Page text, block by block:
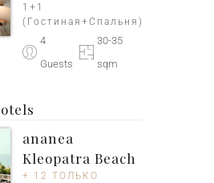
1+1
(Гостиная+Спальня)
4
Guests
30-35
sqm
ananea
Kleopatra Beach
+ 12 ТОЛЬКО